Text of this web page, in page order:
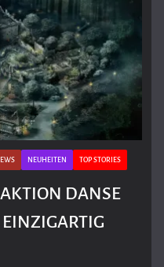
NEUHEITEN TOP STORIES
DANSE